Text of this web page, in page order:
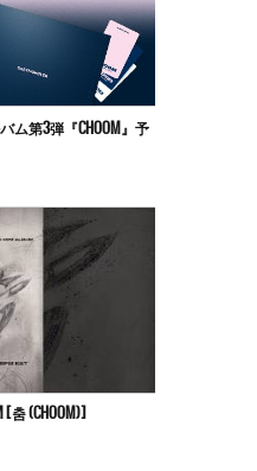
バム第3弾『CHOOM』予
[춤 (CHOOM)]